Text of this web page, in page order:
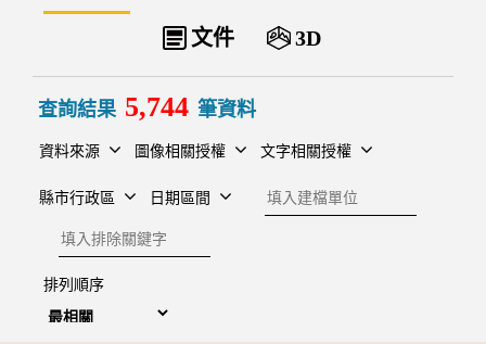
文件 3D
查詢結果 5,744 筆資料
資料來源 圖像相關授權 文字相關授權
縣市行政區 日期區間
建檔單位
排除關鍵字
排列順序